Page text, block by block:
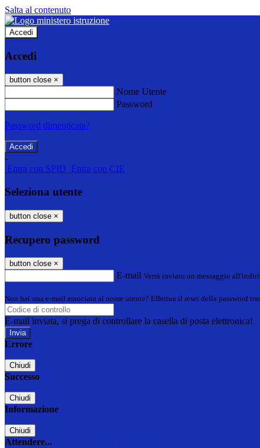
Salta al contenuto
Accedi
Accedi
button close ×
Nome Utente
Password
Password dimenticata?
-
Entra con SPID Entra con CIE
Seleziona utente
button close ×
Recupero password
button close ×
E-mail Verrà inviato un messaggio
Non hai una e-mail associata al nome utente? Effettua il reset della password
E-mail inviata, si prega di controllare la casella di posta elettronica!
Errore
Chiudi
Successo
Chiudi
Informazione
Chiudi
Attendere...